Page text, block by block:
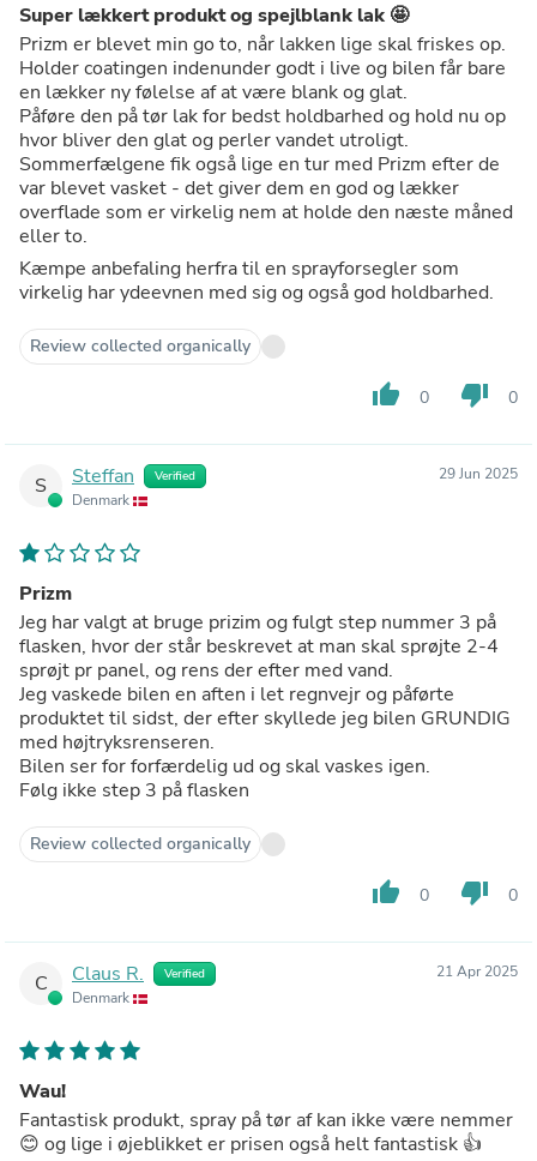
Super lækkert produkt og spejlblank lak 🤩
Prizm er blevet min go to, når lakken lige skal friskes op.
Holder coatingen indenunder godt i live og bilen får bare
en lækker ny følelse af at være blank og glat.
Påføre den på tør lak for bedst holdbarhed og hold nu op
hvor bliver den glat og perler vandet utroligt.
Sommerfælgene fik også lige en tur med Prizm efter de
var blevet vasket - det giver dem en god og lækker
overflade som er virkelig nem at holde den næste måned
eller to.
Kæmpe anbefaling herfra til en sprayforsegler som
virkelig har ydeevnen med sig og også god holdbarhed.
Review collected organically
thumb_up 0 thumb_down 0
S Steffan Verified
Denmark
29 Jun 2025
Prizm
Jeg har valgt at bruge prizim og fulgt step nummer 3 på
flasken, hvor der står beskrevet at man skal sprøjte 2-4
sprøjt pr panel, og rens der efter med vand.
Jeg vaskede bilen en aften i let regnvejr og påførte
produktet til sidst, der efter skyllede jeg bilen GRUNDIG
med højtryksrenseren.
Bilen ser for forfærdelig ud og skal vaskes igen.
Følg ikke step 3 på flasken
Review collected organically
thumb_up 0 thumb_down 0
C Claus R. Verified
Denmark
21 Apr 2025
Wau!
Fantastisk produkt, spray på tør af kan ikke være nemmer
😊 og lige i øjeblikket er prisen også helt fantastisk 👍